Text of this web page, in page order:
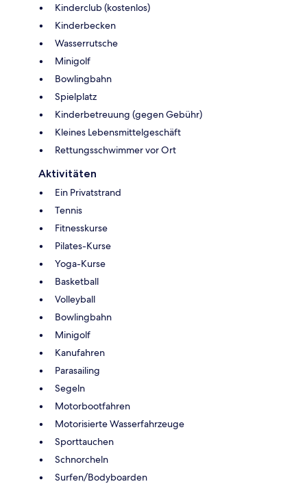
Kinderclub (kostenlos)
Kinderbecken
Wasserrutsche
Minigolf
Bowlingbahn
Spielplatz
Kinderbetreuung (gegen Gebühr)
Kleines Lebensmittelgeschäft
Rettungsschwimmer vor Ort
Aktivitäten
Ein Privatstrand
Tennis
Fitnesskurse
Pilates-Kurse
Yoga-Kurse
Basketball
Volleyball
Bowlingbahn
Minigolf
Kanufahren
Parasailing
Segeln
Motorbootfahren
Motorisierte Wasserfahrzeuge
Sporttauchen
Schnorcheln
Surfen/Bodyboarden